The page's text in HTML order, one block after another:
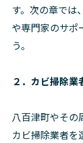
す。次の章では
や専門家のサポ
う。
２．カビ掃除
八百津町やその
カビ掃除業者を